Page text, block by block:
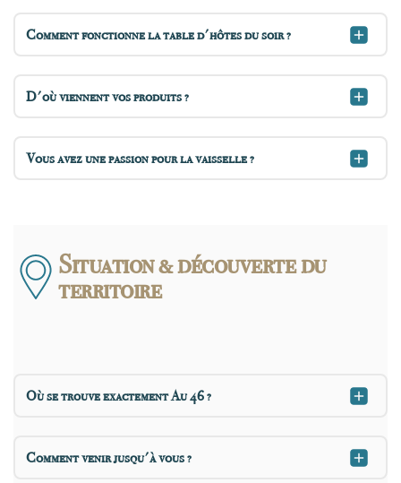
Comment fonctionne la table d'hôtes du soir ?
D'où viennent vos produits ?
Vous avez une passion pour la vaisselle ?
Situation & découverte du
territoire
Où se trouve exactement Au 46 ?
Comment venir jusqu'à vous ?